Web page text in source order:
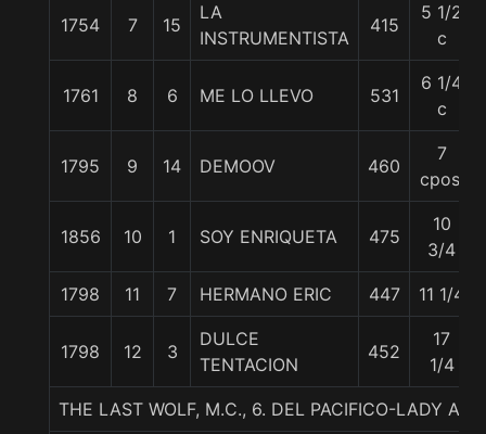
1754 7 15
LA
INSTRUMENTISTA
415
5 1/2
c
1761 8 6 ME LO LLEVO 531
6 1/4
c
1795 9 14 DEMOOV 460
7
cpos.
1856 10 1 SOY ENRIQUETA 475
10
3/4
1798 11 7 HERMANO ERIC 447 11 1/4
1798 12 3
DULCE
TENTACION
452
17
1/4
THE LAST WOLF, M.C., 6. DEL PACIFICO-LADY